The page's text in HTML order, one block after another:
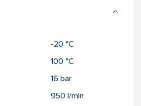
-20 °C
100 °C
16 bar
950 l/min